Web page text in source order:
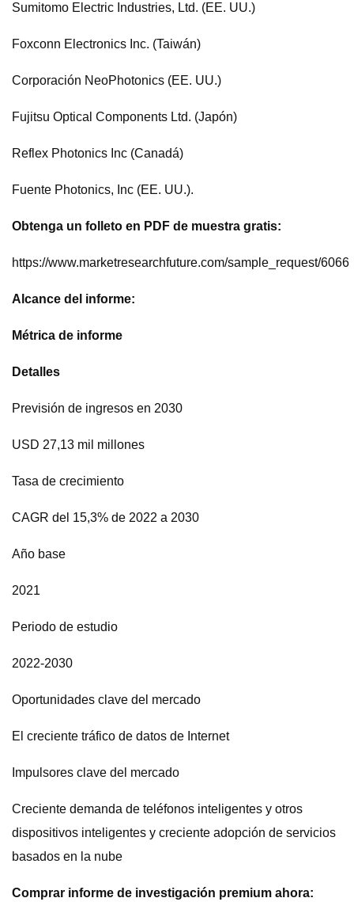
Sumitomo Electric Industries, Ltd. (EE. UU.)
Foxconn Electronics Inc. (Taiwán)
Corporación NeoPhotonics (EE. UU.)
Fujitsu Optical Components Ltd. (Japón)
Reflex Photonics Inc (Canadá)
Fuente Photonics, Inc (EE. UU.).
Obtenga un folleto en PDF de muestra gratis:
https://www.marketresearchfuture.com/sample_request/6066
Alcance del informe:
Métrica de informe
Detalles
Previsión de ingresos en 2030
USD 27,13 mil millones
Tasa de crecimiento
CAGR del 15,3% de 2022 a 2030
Año base
2021
Periodo de estudio
2022-2030
Oportunidades clave del mercado
El creciente tráfico de datos de Internet
Impulsores clave del mercado
Creciente demanda de teléfonos inteligentes y otros
dispositivos inteligentes y creciente adopción de servicios
basados ​​en la nube
Comprar informe de investigación premium ahora: